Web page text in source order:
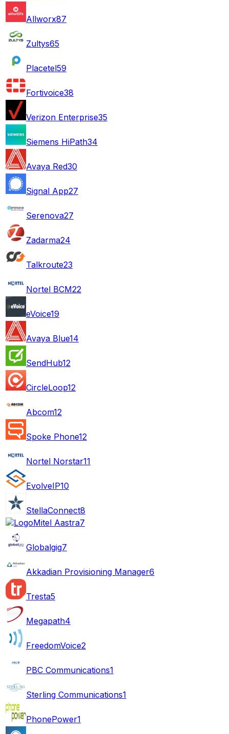
Allworx87
Zultys65
Placetel59
Fortivoice38
Verizon Enterprise35
Siemens HiPath34
Avaya Red30
Signal App27
Serenova27
Zadarma24
Talkroute23
Nortel BCM22
eVoice19
Avaya Blue14
SendHub12
CircleLoop12
Abcom12
Spoke Phone12
Nortel Norstar11
EvolveIP10
StellaConnect8
Mitel Aastra7
Globalgig7
Akkadian Provisioning Manager6
Tresta5
Megapath4
FreedomVoice2
PBC Communications1
Sterling Communications1
PhonePower1